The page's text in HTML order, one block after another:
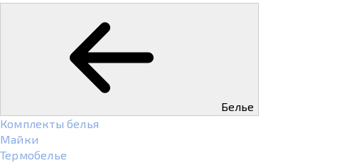
Белье
Комплекты белья
Майки
Термобелье